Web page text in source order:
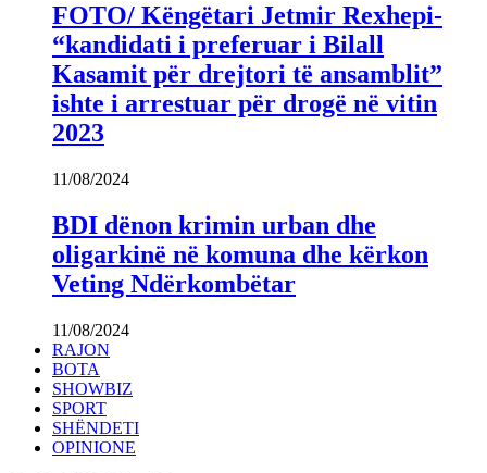
FOTO/ Këngëtari Jetmir Rexhepi-
“kandidati i preferuar i Bilall
Kasamit për drejtori të ansamblit”
ishte i arrestuar për drogë në vitin
2023
11/08/2024
BDI dënon krimin urban dhe
oligarkinë në komuna dhe kërkon
Veting Ndërkombëtar
11/08/2024
RAJON
BOTA
SHOWBIZ
SPORT
SHËNDETI
OPINIONE